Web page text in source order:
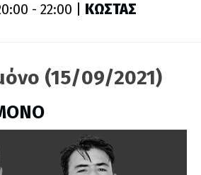
- 22:00 | ΚΩΣΤΑΣ
(15/09/2021)